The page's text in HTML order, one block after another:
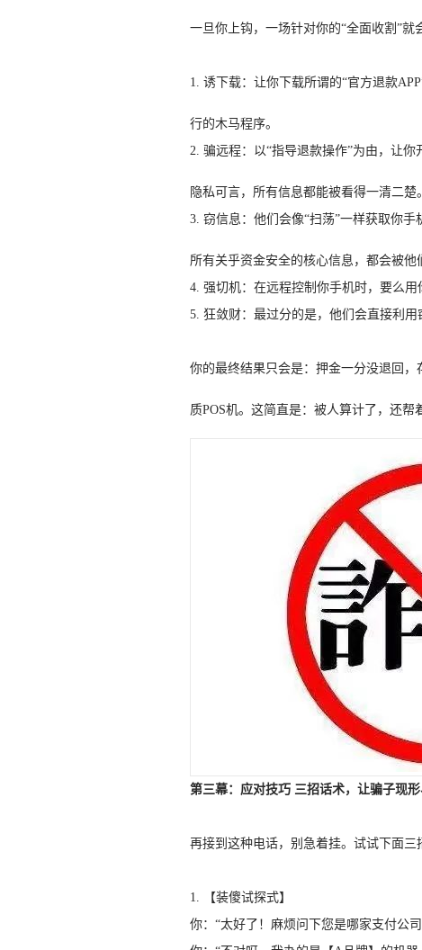
一旦你上钩，一场针对你的“全面收割”就
1. 诱下载：让你下载所谓的“官方退款
行的木马程序。
2. 骗远程：以“指导退款操作”为由，让
隐私可言，所有信息都能被看得一清二楚。
3. 窃信息：他们会像“扫荡”一样获取你
所有关乎资金安全的核心信息，都会被他
4. 强切机：在远程控制你手机时，要么用
5. 狂敛财：最过分的是，他们会直接利
你的最终结果只会是：押金一分没退回
质POS机。这简直是：被人算计了，还帮
第三幕：应对技巧 三招话术，让骗子现
再接到这种电话，别急着挂。试试下面三
1. 【装傻试探式】
你：“太好了！麻烦问下您是哪家支付公